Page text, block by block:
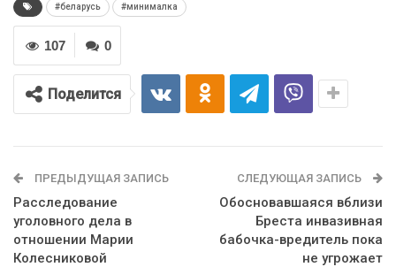
#беларусь #минималка
0
107
Поделится
ПРЕДЫДУЩАЯ ЗАПИСЬ
Расследование
уголовного дела в
отношении Марии
Колесниковой
СЛЕДУЮЩАЯ ЗАПИСЬ
Обосновавшаяся вблизи
Бреста инвазивная
бабочка-вредитель пока
не угрожает